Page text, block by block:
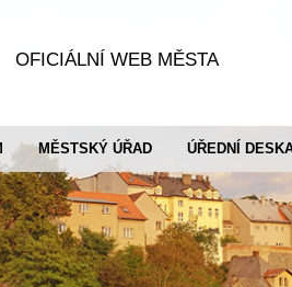
OFICIÁLNÍ WEB MĚSTA
MĚSTSKÝ ÚŘAD ÚŘEDNÍ